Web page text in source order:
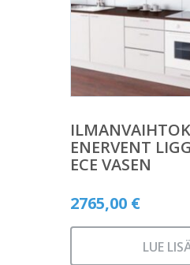
ENERVENT
ECE VASEN
2765,00 €
LUE